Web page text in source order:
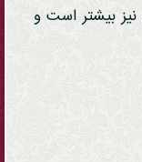
نیز بیشتر است و